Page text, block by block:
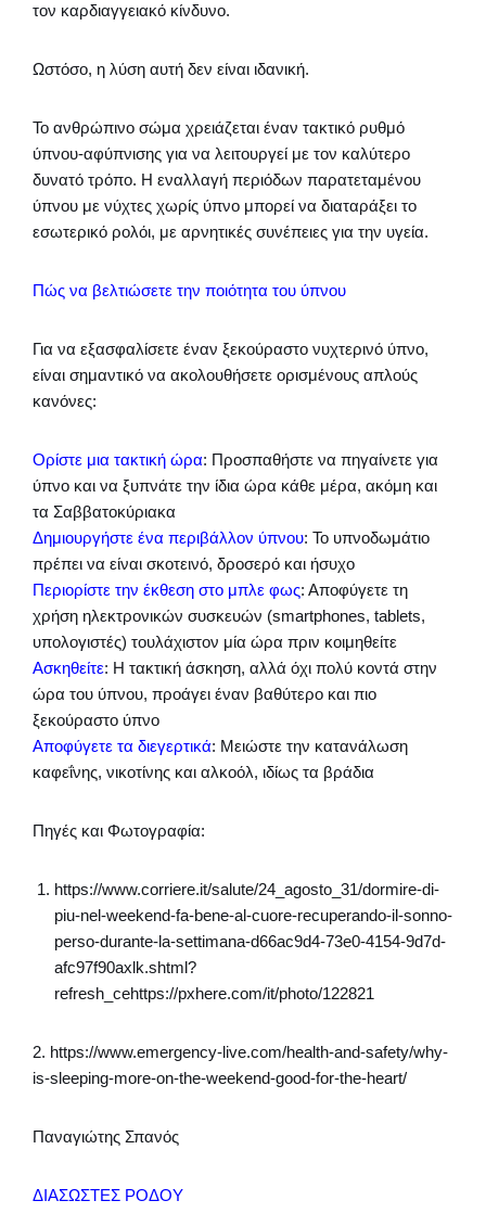
τον καρδιαγγειακό κίνδυνο.
Ωστόσο, η λύση αυτή δεν είναι ιδανική.
Το ανθρώπινο σώμα χρειάζεται έναν τακτικό ρυθμό
ύπνου-αφύπνισης για να λειτουργεί με τον καλύτερο
δυνατό τρόπο. Η εναλλαγή περιόδων παρατεταμένου
ύπνου με νύχτες χωρίς ύπνο μπορεί να διαταράξει το
εσωτερικό ρολόι, με αρνητικές συνέπειες για την υγεία.
Πώς να βελτιώσετε την ποιότητα του ύπνου
Για να εξασφαλίσετε έναν ξεκούραστο νυχτερινό ύπνο,
είναι σημαντικό να ακολουθήσετε ορισμένους απλούς
κανόνες:
Ορίστε μια τακτική ώρα: Προσπαθήστε να πηγαίνετε για
ύπνο και να ξυπνάτε την ίδια ώρα κάθε μέρα, ακόμη και
τα Σαββατοκύριακα
Δημιουργήστε ένα περιβάλλον ύπνου: Το υπνοδωμάτιο
πρέπει να είναι σκοτεινό, δροσερό και ήσυχο
Περιορίστε την έκθεση στο μπλε φως: Αποφύγετε τη
χρήση ηλεκτρονικών συσκευών (smartphones, tablets,
υπολογιστές) τουλάχιστον μία ώρα πριν κοιμηθείτε
Ασκηθείτε: Η τακτική άσκηση, αλλά όχι πολύ κοντά στην
ώρα του ύπνου, προάγει έναν βαθύτερο και πιο
ξεκούραστο ύπνο
Αποφύγετε τα διεγερτικά: Μειώστε την κατανάλωση
καφεΐνης, νικοτίνης και αλκοόλ, ιδίως τα βράδια
Πηγές και Φωτογραφία:
https://www.corriere.it/salute/24_agosto_31/dormire-di-
piu-nel-weekend-fa-bene-al-cuore-recuperando-il-sonno-
perso-durante-la-settimana-d66ac9d4-73e0-4154-9d7d-
afc97f90axlk.shtml?
refresh_cehttps://pxhere.com/it/photo/122821
2. https://www.emergency-live.com/health-and-safety/why-
is-sleeping-more-on-the-weekend-good-for-the-heart/
Παναγιώτης Σπανός
ΔΙΑΣΩΣΤΕΣ ΡΟΔΟΥ